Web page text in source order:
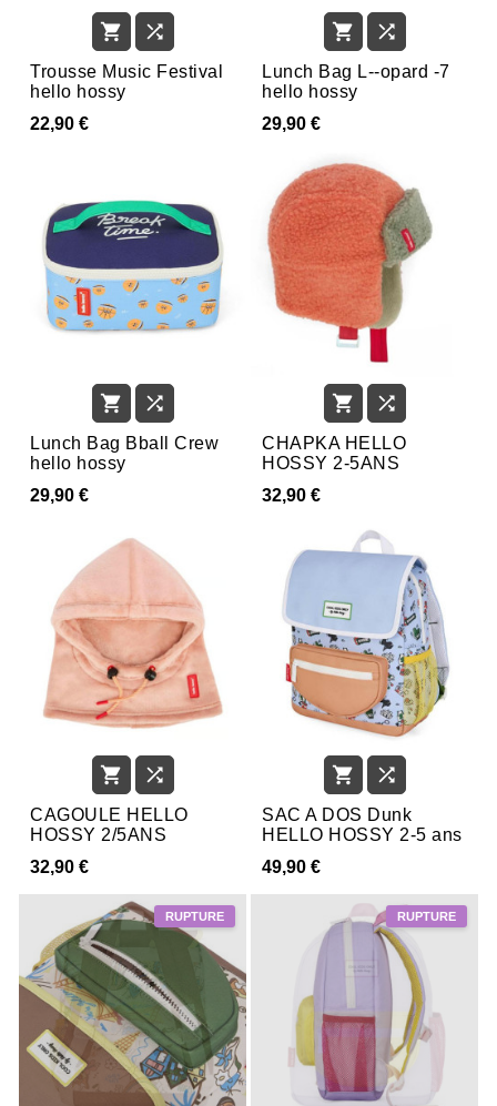
 
Trousse Music Festival
hello hossy
22,90 €
 
Lunch Bag L--opard -7
hello hossy
29,90 €
 
Lunch Bag Bball Crew
hello hossy
29,90 €
 
CHAPKA HELLO
HOSSY 2-5ANS
32,90 €
 
CAGOULE HELLO
HOSSY 2/5ANS
32,90 €
 
SAC A DOS Dunk
HELLO HOSSY 2-5 ans
49,90 €